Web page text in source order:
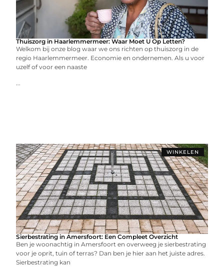
Thuiszorg in Haarlemmermeer: Waar Moet U Op Letten?
Welkom bij onze blog waar we ons richten op thuiszorg in de
regio Haarlemmermeer. Economie en ondernemen. Als u voor
uzelf of voor een naaste
...
WINKELEN
Sierbestrating in Amersfoort: Een Compleet Overzicht
Ben je woonachtig in Amersfoort en overweeg je sierbestrating
voor je oprit, tuin of terras? Dan ben je hier aan het juiste adres.
Sierbestrating kan